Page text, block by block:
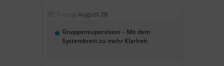
Freitag August 28
Gruppensupervision – Mit dem
Systembrett zu mehr Klarheit